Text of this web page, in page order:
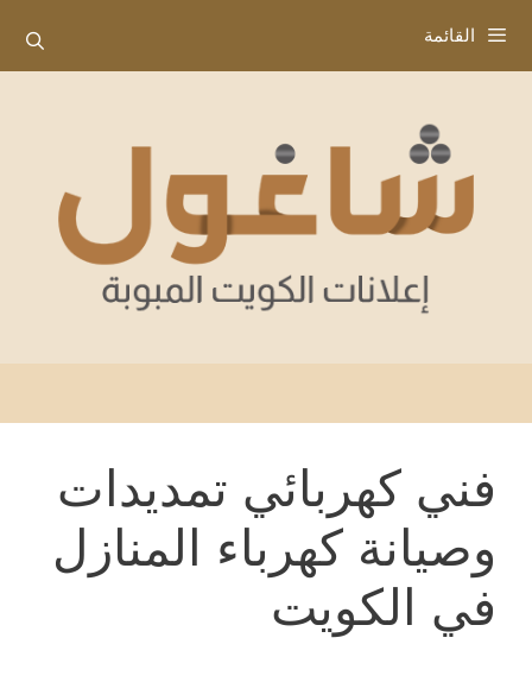
إلى
المحتوى
القائمة
فني كهربائي تمديدات
وصيانة كهرباء المنازل
في الكويت